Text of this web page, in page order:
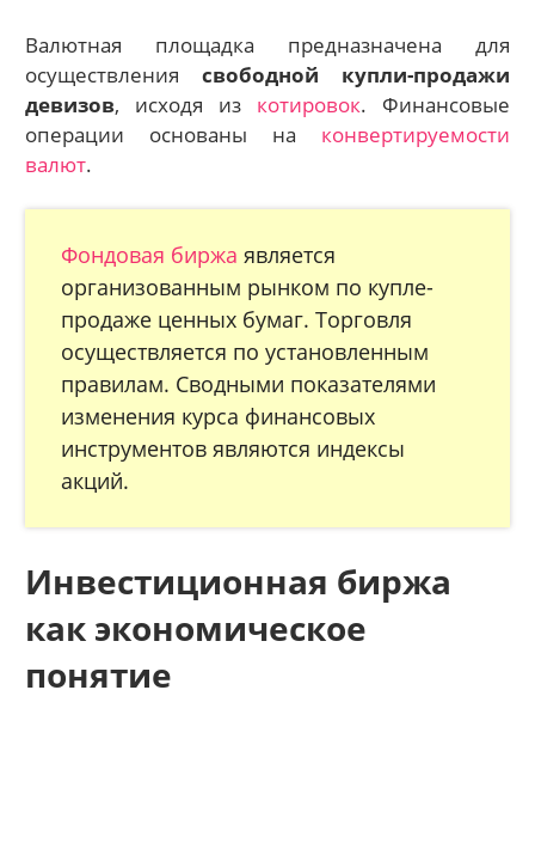
Валютная площадка предназначена для
осуществления свободной купли-продажи
девизов, исходя из котировок. Финансовые
операции основаны на конвертируемости
валют.
Фондовая биржа является
организованным рынком по купле-
продаже ценных бумаг. Торговля
осуществляется по установленным
правилам. Сводными показателями
изменения курса финансовых
инструментов являются индексы
акций.
Инвестиционная биржа
как экономическое
понятие